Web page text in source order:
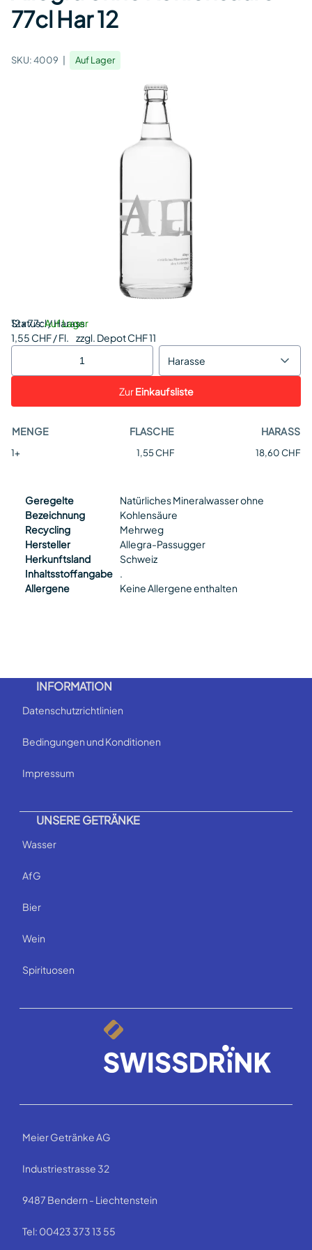
77cl Har 12
SKU:4009 Auf Lager
Status:Auf Lager
12 x 77cl / Harass
1,55 CHF / Fl.
zzgl. Depot CHF 11
Harasse
ZurEinkaufsliste
MENGE FLASCHE HARASS
1+ 1,55 CHF 18,60 CHF
Geregelte
Bezeichnung
Natürliches Mineralwasser ohne
Kohlensäure
Recycling
Mehrweg
Hersteller
Allegra-Passugger
Herkunftsland
Schweiz
Inhaltsstoffangabe
.
Allergene
Keine Allergene enthalten
INFORMATION
Datenschutzrichtlinien
Bedingungen und Konditionen
Impressum
UNSERE GETRÄNKE
Wasser
AfG
Bier
Wein
Spirituosen
Meier Getränke AG
Industriestrasse 32
9487 Bendern - Liechtenstein
Tel: 00423 373 13 55